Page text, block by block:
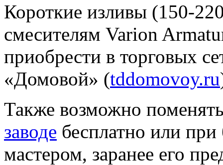
Короткие изливы (150-
смесителям Varion
приобрести в торговых
«Домовой» (tddomovoy.ru
Также возможно
заводе бесплатно или при
мастером, заранее его